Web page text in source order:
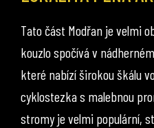
Tato část Modřan je velmi
kouzlo spočívá v
které nabízí širokou škálu
cyklostezka s malebnou
stromy je velmi populární,